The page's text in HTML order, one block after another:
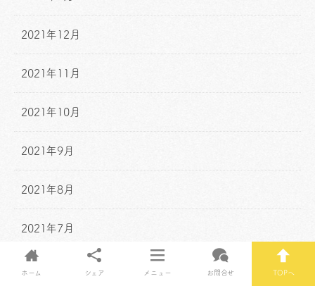
2021年12月
2021年11月
2021年10月
2021年9月
2021年8月
2021年7月
ホーム シェア メニュー お問合せ TOPへ